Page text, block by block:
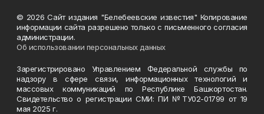
© 2026 Сайт издания "Белебеевские известия" Копирование
информации сайта разрешено только с письменного согласия
администрации.
Об использовании персональных данных
Зарегистрировано Управлением Федеральной службы по
надзору в сфере связи, информационных технологий и
массовых коммуникаций по Республике Башкортостан.
Свидетельство о регистрации СМИ: ПИ №ТУ02-01799 от 19
мая 2025 г.